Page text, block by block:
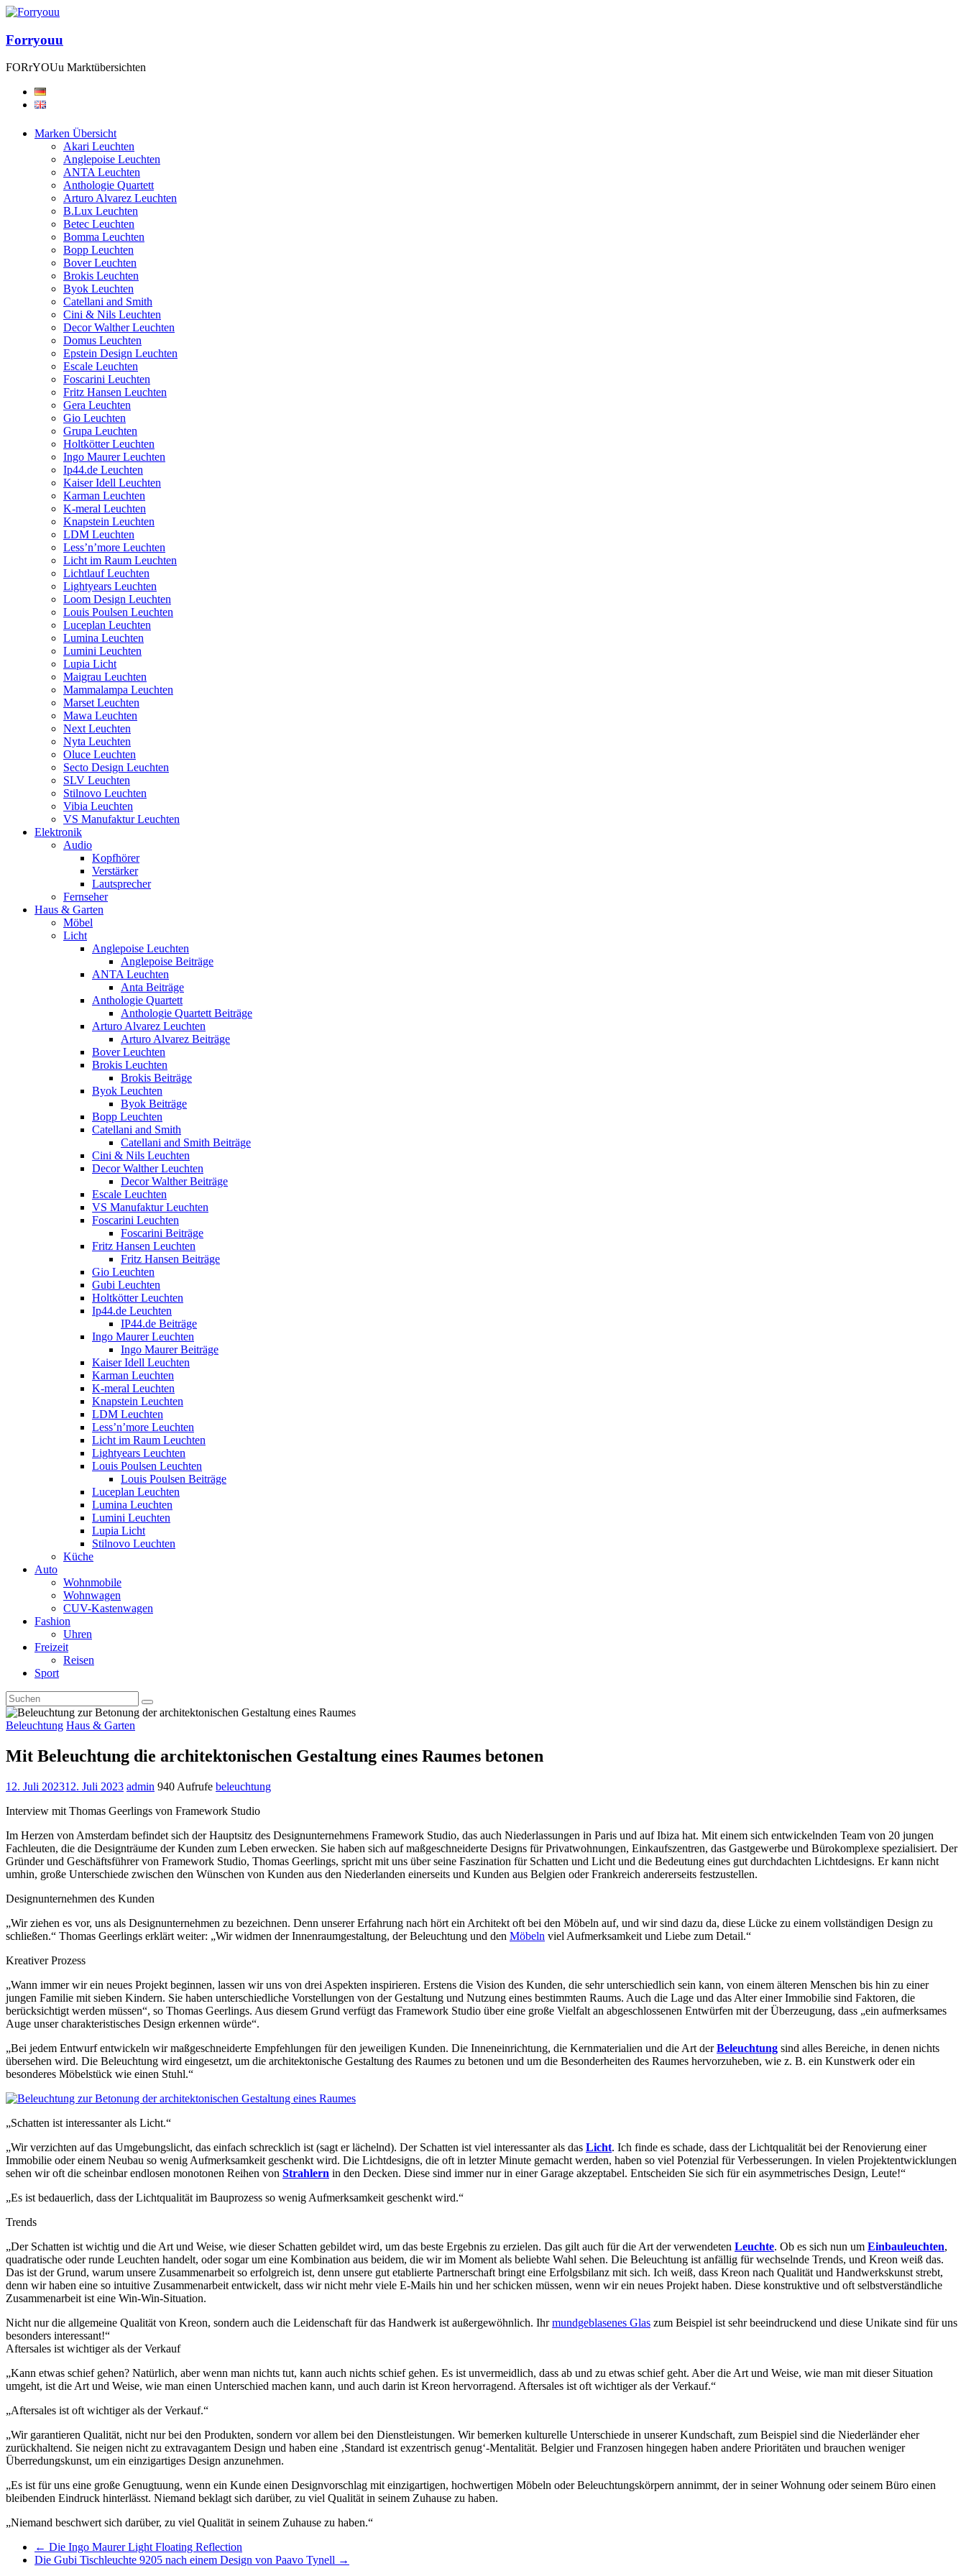
Forryouu
FORrYOUu Marktübersichten
Marken Übersicht
Akari Leuchten
Anglepoise Leuchten
ANTA Leuchten
Anthologie Quartett
Arturo Alvarez Leuchten
B.Lux Leuchten
Betec Leuchten
Bomma Leuchten
Bopp Leuchten
Bover Leuchten
Brokis Leuchten
Byok Leuchten
Catellani and Smith
Cini & Nils Leuchten
Decor Walther Leuchten
Domus Leuchten
Epstein Design Leuchten
Escale Leuchten
Foscarini Leuchten
Fritz Hansen Leuchten
Gera Leuchten
Gio Leuchten
Grupa Leuchten
Holtkötter Leuchten
Ingo Maurer Leuchten
Ip44.de Leuchten
Kaiser Idell Leuchten
Karman Leuchten
K-meral Leuchten
Knapstein Leuchten
LDM Leuchten
Less’n’more Leuchten
Licht im Raum Leuchten
Lichtlauf Leuchten
Lightyears Leuchten
Loom Design Leuchten
Louis Poulsen Leuchten
Luceplan Leuchten
Lumina Leuchten
Lumini Leuchten
Lupia Licht
Maigrau Leuchten
Mammalampa Leuchten
Marset Leuchten
Mawa Leuchten
Next Leuchten
Nyta Leuchten
Oluce Leuchten
Secto Design Leuchten
SLV Leuchten
Stilnovo Leuchten
Vibia Leuchten
VS Manufaktur Leuchten
Elektronik
Audio
Kopfhörer
Verstärker
Lautsprecher
Fernseher
Haus & Garten
Möbel
Licht
Anglepoise Leuchten
Anglepoise Beiträge
ANTA Leuchten
Anta Beiträge
Anthologie Quartett
Anthologie Quartett Beiträge
Arturo Alvarez Leuchten
Arturo Alvarez Beiträge
Bover Leuchten
Brokis Leuchten
Brokis Beiträge
Byok Leuchten
Byok Beiträge
Bopp Leuchten
Catellani and Smith
Catellani and Smith Beiträge
Cini & Nils Leuchten
Decor Walther Leuchten
Decor Walther Beiträge
Escale Leuchten
VS Manufaktur Leuchten
Foscarini Leuchten
Foscarini Beiträge
Fritz Hansen Leuchten
Fritz Hansen Beiträge
Gio Leuchten
Gubi Leuchten
Holtkötter Leuchten
Ip44.de Leuchten
IP44.de Beiträge
Ingo Maurer Leuchten
Ingo Maurer Beiträge
Kaiser Idell Leuchten
Karman Leuchten
K-meral Leuchten
Knapstein Leuchten
LDM Leuchten
Less’n’more Leuchten
Licht im Raum Leuchten
Lightyears Leuchten
Louis Poulsen Leuchten
Louis Poulsen Beiträge
Luceplan Leuchten
Lumina Leuchten
Lumini Leuchten
Lupia Licht
Stilnovo Leuchten
Küche
Auto
Wohnmobile
Wohnwagen
CUV-Kastenwagen
Fashion
Uhren
Freizeit
Reisen
Sport
Beleuchtung Haus & Garten
Mit Beleuchtung die architektonischen Gestaltung eines Raumes betonen
12. Juli 202312. Juli 2023 admin 940 Aufrufe beleuchtung
Interview mit Thomas Geerlings von Framework Studio
Im Herzen von Amsterdam befindet sich der Hauptsitz des Designunternehmens Framework Studio, das auch Niederlassungen in Paris und auf Ibiza hat. Mit einem sich entwickelnden Team von 20 jungen
Fachleuten, die die Designträume der Kunden zum Leben erwecken. Sie haben sich auf maßgeschneiderte Designs für Privatwohnungen, Einkaufszentren, das Gastgewerbe und Bürokomplexe spezialisiert. Der
Gründer und Geschäftsführer von Framework Studio, Thomas Geerlings, spricht mit uns über seine Faszination für Schatten und Licht und die Bedeutung eines gut durchdachten Lichtdesigns. Er kann nicht
umhin, große Unterschiede zwischen den Wünschen von Kunden aus den Niederlanden einerseits und Kunden aus Belgien oder Frankreich andererseits festzustellen.
Designunternehmen des Kunden
„Wir ziehen es vor, uns als Designunternehmen zu bezeichnen. Denn unserer Erfahrung nach hört ein Architekt oft bei den Möbeln auf, und wir sind dazu da, diese Lücke zu einem vollständigen Design zu
schließen.“ Thomas Geerlings erklärt weiter: „Wir widmen der Innenraumgestaltung, der Beleuchtung und den Möbeln viel Aufmerksamkeit und Liebe zum Detail.“
Kreativer Prozess
„Wann immer wir ein neues Projekt beginnen, lassen wir uns von drei Aspekten inspirieren. Erstens die Vision des Kunden, die sehr unterschiedlich sein kann, von einem älteren Menschen bis hin zu einer
jungen Familie mit sieben Kindern. Sie haben unterschiedliche Vorstellungen von der Gestaltung und Nutzung eines bestimmten Raums. Auch die Lage und das Alter einer Immobilie sind Faktoren, die
berücksichtigt werden müssen“, so Thomas Geerlings. Aus diesem Grund verfügt das Framework Studio über eine große Vielfalt an abgeschlossenen Entwürfen mit der Überzeugung, dass „ein aufmerksames
Auge unser charakteristisches Design erkennen würde“.
„Bei jedem Entwurf entwickeln wir maßgeschneiderte Empfehlungen für den jeweiligen Kunden. Die Inneneinrichtung, die Kernmaterialien und die Art derBeleuchtung sind alles Bereiche, in denen nichts
übersehen wird. Die Beleuchtung wird eingesetzt, um die architektonische Gestaltung des Raumes zu betonen und um die Besonderheiten des Raumes hervorzuheben, wie z. B. ein Kunstwerk oder ein
besonderes Möbelstück wie einen Stuhl.“
„Schatten ist interessanter als Licht.“
„Wir verzichten auf das Umgebungslicht, das einfach schrecklich ist (sagt er lächelnd). Der Schatten ist viel interessanter als das Licht. Ich finde es schade, dass der Lichtqualität bei der Renovierung einer
Immobilie oder einem Neubau so wenig Aufmerksamkeit geschenkt wird. Die Lichtdesigns, die oft in letzter Minute gemacht werden, haben so viel Potenzial für Verbesserungen. In vielen Projektentwicklungen
sehen wir oft die scheinbar endlosen monotonen Reihen von Strahlern in den Decken. Diese sind immer nur in einer Garage akzeptabel. Entscheiden Sie sich für ein asymmetrisches Design, Leute!“
„Es ist bedauerlich, dass der Lichtqualität im Bauprozess so wenig Aufmerksamkeit geschenkt wird.“
Trends
„Der Schatten ist wichtig und die Art und Weise, wie dieser Schatten gebildet wird, um das beste Ergebnis zu erzielen. Das gilt auch für die Art der verwendeten Leuchte. Ob es sich nun um Einbauleuchten,
quadratische oder runde Leuchten handelt, oder sogar um eine Kombination aus beidem, die wir im Moment als beliebte Wahl sehen. Die Beleuchtung ist anfällig für wechselnde Trends, und Kreon weiß das.
Das ist der Grund, warum unsere Zusammenarbeit so erfolgreich ist, denn unsere gut etablierte Partnerschaft bringt eine Erfolgsbilanz mit sich. Ich weiß, dass Kreon nach Qualität und Handwerkskunst strebt,
denn wir haben eine so intuitive Zusammenarbeit entwickelt, dass wir nicht mehr viele E-Mails hin und her schicken müssen, wenn wir ein neues Projekt haben. Diese konstruktive und oft selbstverständliche
Zusammenarbeit ist eine Win-Win-Situation.
Nicht nur die allgemeine Qualität von Kreon, sondern auch die Leidenschaft für das Handwerk ist außergewöhnlich. Ihrmundgeblasenes Glas zum Beispiel ist sehr beeindruckend und diese Unikate sind für uns
besonders interessant!“
Aftersales ist wichtiger als der Verkauf
„Kann etwas schief gehen? Natürlich, aber wenn man nichts tut, kann auch nichts schief gehen. Es ist unvermeidlich, dass ab und zu etwas schief geht. Aber die Art und Weise, wie man mit dieser Situation
umgeht, ist die Art und Weise, wie man einen Unterschied machen kann, und auch darin ist Kreon hervorragend. Aftersales ist oft wichtiger als der Verkauf.“
„Aftersales ist oft wichtiger als der Verkauf.“
„Wir garantieren Qualität, nicht nur bei den Produkten, sondern vor allem bei den Dienstleistungen. Wir bemerken kulturelle Unterschiede in unserer Kundschaft, zum Beispiel sind die Niederländer eher
zurückhaltend. Sie neigen nicht zu extravagantem Design und haben eine ‚Standard ist exzentrisch genug‘-Mentalität. Belgier und Franzosen hingegen haben andere Prioritäten und brauchen weniger
Überredungskunst, um ein einzigartiges Design anzunehmen.
„Es ist für uns eine große Genugtuung, wenn ein Kunde einen Designvorschlag mit einzigartigen, hochwertigen Möbeln oder Beleuchtungskörpern annimmt, der in seiner Wohnung oder seinem Büro einen
bleibenden Eindruck hinterlässt. Niemand beklagt sich darüber, zu viel Qualität in seinem Zuhause zu haben.
„Niemand beschwert sich darüber, zu viel Qualität in seinem Zuhause zu haben.“
← Die Ingo Maurer Light Floating Reflection
Die Gubi Tischleuchte 9205 nach einem Design von Paavo Tynell →